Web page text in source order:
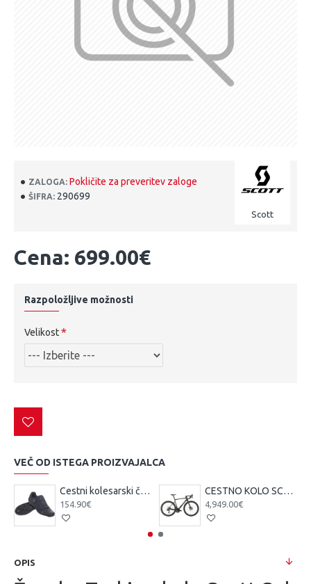
ZALOGA: Pokličite za preveritev zaloge
ŠIFRA: 290699
Scott
Cena: 699.00€
Razpoložljive možnosti
Velikost
VEČ OD ISTEGA PROIZVAJALCA
Cestni kolesarski čevlji Scott Team BOA čr/tsi
154.90€
CESTNO KOLO SCOTT ADDICT 10 čr 25
4,949.00€
OPIS